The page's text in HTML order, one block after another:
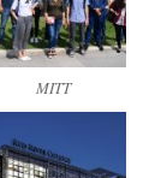
MITT